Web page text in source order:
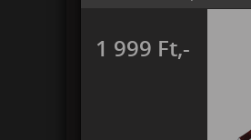
1 999 Ft,-